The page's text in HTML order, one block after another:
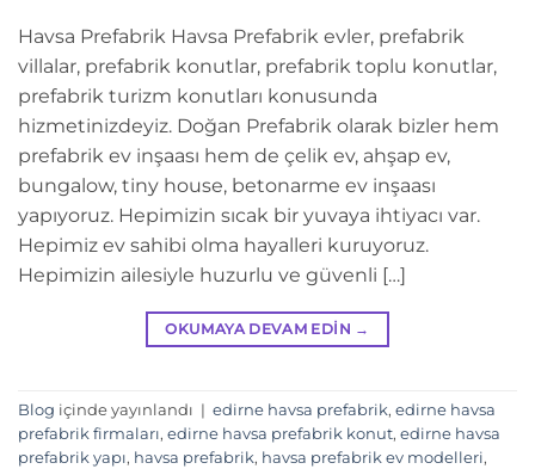
Havsa Prefabrik Havsa Prefabrik evler, prefabrik
villalar, prefabrik konutlar, prefabrik toplu konutlar,
prefabrik turizm konutları konusunda
hizmetinizdeyiz. Doğan Prefabrik olarak bizler hem
prefabrik ev inşaası hem de çelik ev, ahşap ev,
bungalow, tiny house, betonarme ev inşaası
yapıyoruz. Hepimizin sıcak bir yuvaya ihtiyacı var.
Hepimiz ev sahibi olma hayalleri kuruyoruz.
Hepimizin ailesiyle huzurlu ve güvenli […]
OKUMAYA DEVAM EDIN →
Blog içinde yayınlandı | edirne havsa prefabrik, edirne havsa
prefabrik firmaları, edirne havsa prefabrik konut, edirne havsa
prefabrik yapı, havsa prefabrik, havsa prefabrik ev modelleri,